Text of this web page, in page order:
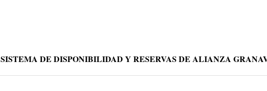
SISTEMA DE DISPONIBILIDAD Y RESERVAS DE ALIANZA